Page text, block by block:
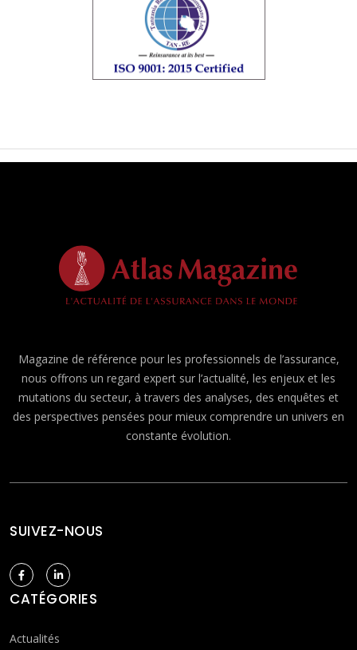
Magazine de référence pour les professionnels de l’assurance,
nous offrons un regard expert sur l’actualité, les enjeux et les
mutations du secteur, à travers des analyses, des enquêtes et
des perspectives pensées pour mieux comprendre un univers en
constante évolution.
SUIVEZ-NOUS
CATÉGORIES
Actualités